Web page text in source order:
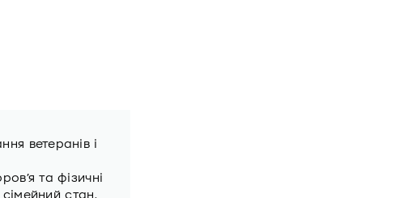
ветеранів i
та фізичні
стан.